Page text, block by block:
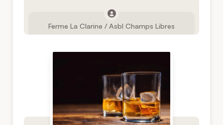
Ferme La Clarine / Asbl Champs Libres